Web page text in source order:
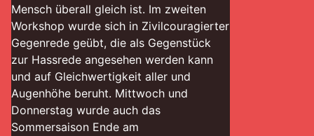
Mensch überall gleich ist. Im zweiten
Workshop wurde sich in Zivilcouragierter
Gegenrede geübt, die als Gegenstück
zur Hassrede angesehen werden kann
und auf Gleichwertigkeit aller und
Augenhöhe beruht. Mittwoch und
Donnerstag wurde auch das
Sommersaison Ende am